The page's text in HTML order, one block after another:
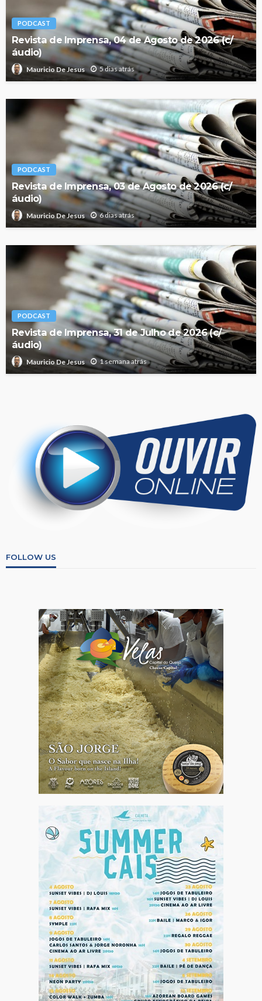
PODCAST
Revista de Imprensa, 04 de Agosto de 2026 (c/
áudio)
Mauricio De Jesus 5 dias atrás
PODCAST
Revista de Imprensa, 03 de Agosto de 2026 (c/
áudio)
Mauricio De Jesus 6 dias atrás
PODCAST
Revista de Imprensa, 31 de Julho de 2026 (c/
áudio)
Mauricio De Jesus 1 semana atrás
FOLLOW US